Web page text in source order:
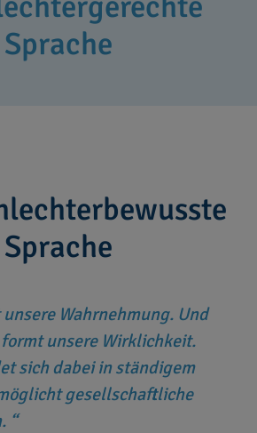
Sprache
Sprache
Wahrnehmung. Und
unsere Wirklichkeit.
sich dabei in ständigem
gesellschaftliche